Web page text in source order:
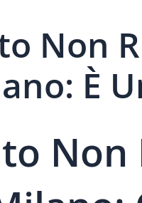
Non
È
Non